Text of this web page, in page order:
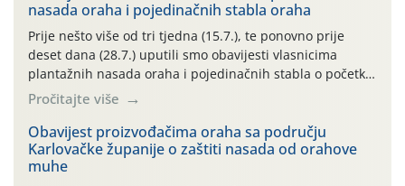
povijesno i ekstremno vruće meteorološko razdoblje, uz
najviše temperature […]
nasada oraha i pojedinačnih stabla oraha
Prije nešto više od tri tjedna (15.7.), te ponovno prije
deset dana (28.7.) uputili smo obavijesti vlasnicima
plantažnih nasada oraha i pojedinačnih stabla o početku
leta i ovogodišnjoj potrebi usmjerenog suzbijanja
orahove muhe (Rhagoletis completa)! Već dvanaest dana
traje drugi ovogodišnji “toplinski udar”, koji naročito
izražen zadnja šest dana (31.7.-05.8.), jer najviše
temperature zraka svakodnevno […]
Pročitajte više
Obavijest proizvođačima oraha sa području
Karlovačke županije o zaštiti nasada od orahove
muhe